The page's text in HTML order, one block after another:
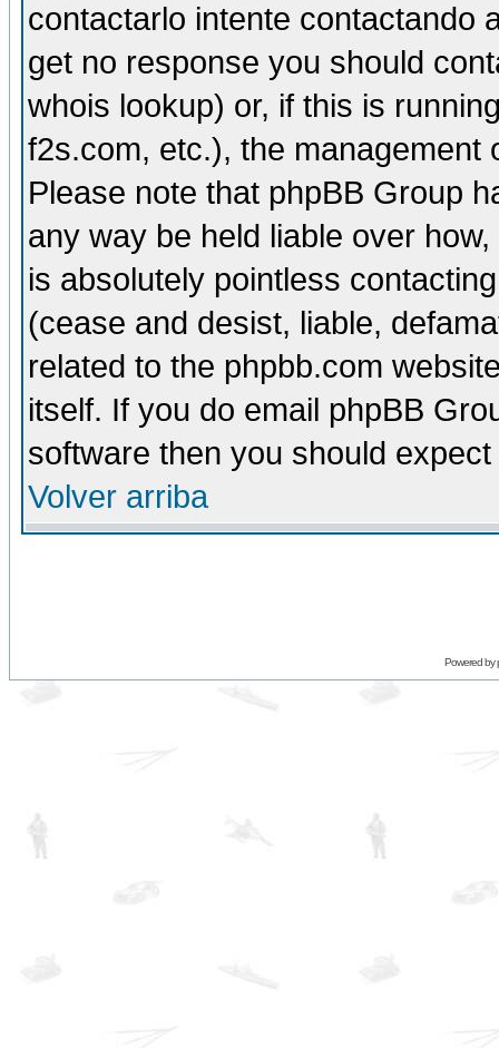
contactarlo intente contactando
get no response you should
whois lookup) or, if this is
f2s.com, etc.), the management
Please note that phpBB Group
any way be held liable over
is absolutely pointless
(cease and desist, liable,
related to the phpbb.com
itself. If you do email phpBB
software then you should
Volver arriba
Powered by